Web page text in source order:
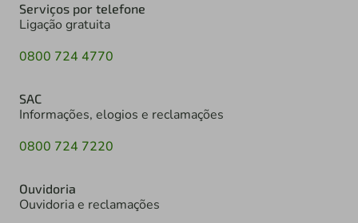
Serviços por telefone
Ligação gratuita
0800 724 4770
SAC
Informações, elogios e reclamações
0800 724 7220
Ouvidoria
Ouvidoria e reclamações